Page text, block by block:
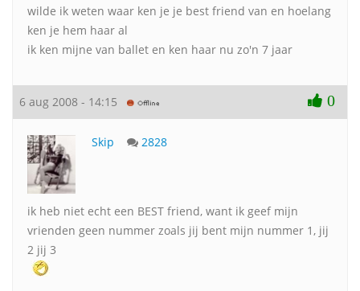
wilde ik weten waar ken je je best friend van en hoelang
ken je hem haar al
ik ken mijne van ballet en ken haar nu zo'n 7 jaar
6 aug 2008 - 14:15 0
Skip 2828
ik heb niet echt een BEST friend, want ik geef mijn
vrienden geen nummer zoals jij bent mijn nummer 1, jij
2 jij 3